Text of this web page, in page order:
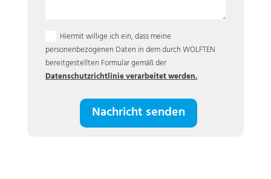
Hiermit willige ich ein, dass meine
personenbezogenen Daten in dem durch WOLFTEN
bereitgestellten Formular gemäß der
Datenschutzrichtlinie verarbeitet werden.
Nachricht senden